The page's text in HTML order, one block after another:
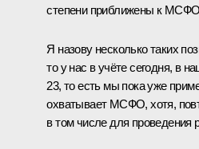
степени приближены к
Я назову несколько таких
то у нас в учёте сегодня, в
23, то есть мы покауже
охватывает МСФО, хотя,
в том числе для проведения